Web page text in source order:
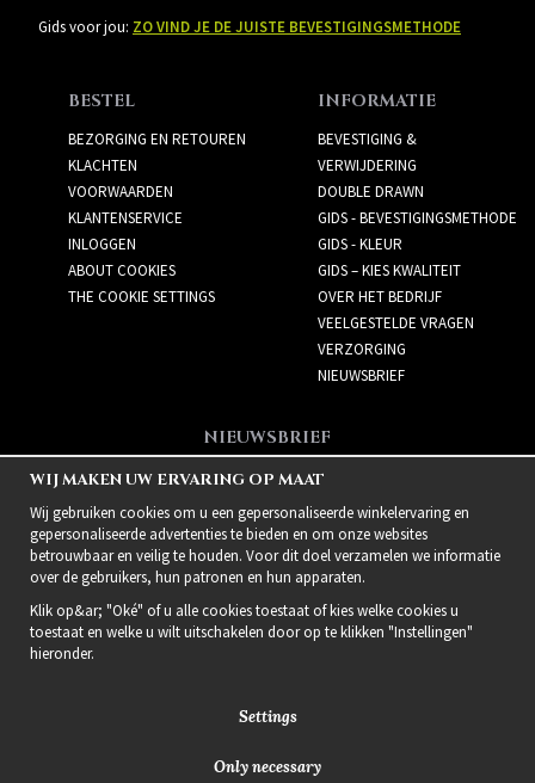
Gids voor jou: ZO VIND JE DE JUISTE BEVESTIGINGSMETHODE
BESTEL
BEZORGING EN RETOUREN
KLACHTEN
VOORWAARDEN
KLANTENSERVICE
INLOGGEN
ABOUT COOKIES
THE COOKIE SETTINGS
INFORMATIE
BEVESTIGING &
VERWIJDERING
DOUBLE DRAWN
GIDS - BEVESTIGINGSMETHODE
GIDS - KLEUR
GIDS – KIES KWALITEIT
OVER HET BEDRIJF
VEELGESTELDE VRAGEN
VERZORGING
NIEUWSBRIEF
NIEUWSBRIEF
Meld je aan voor de
nieuwsbrief!
WIJ MAKEN UW ERVARING OP MAAT
Wij gebruiken cookies om u een gepersonaliseerde winkelervaring en
gepersonaliseerde advertenties te bieden en om onze websites
betrouwbaar en veilig te houden. Voor dit doel verzamelen we informatie
over de gebruikers, hun patronen en hun apparaten.
Klik op&ar; "Oké" of u alle cookies toestaat of kies welke cookies u
toestaat en welke u wilt uitschakelen door op te klikken "Instellingen"
hieronder.
Settings
Only necessary